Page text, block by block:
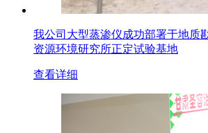
我公司大型蒸渗仪成功部署于地质
资源环境研究所正定试验基地
查看详细